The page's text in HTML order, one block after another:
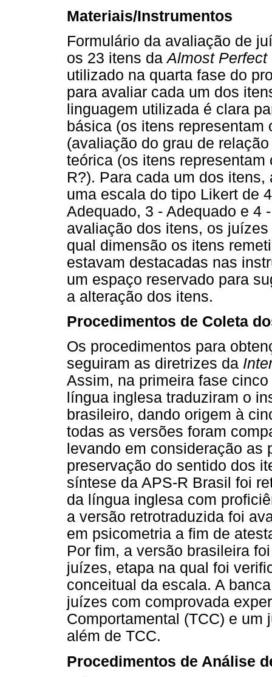
Materiais/Instrumentos
Formulário da avaliação de
os 23 itens daAlmost
utilizado na quarta fase do
para avaliar cada um dos
linguagem utilizada é clara
básica (os itens
(avaliação do grau de
teórica (os itens
R?). Para cada um dos
uma escala do tipo Likert de
Adequado, 3 - Adequado e 4
avaliação dos itens, os
qual dimensão os itens
estavam destacadas nas
um espaço reservado para
a alteração dos itens.
Procedimentos de Coleta
Os procedimentos para
seguiram as diretrizes da
Assim, na primeira fase
língua inglesa traduziram o
brasileiro, dando origem à
todas as versões foram
levando em consideração
preservação do sentido dos
síntese da APS-R Brasil foi
da língua inglesa com
a versão retrotraduzida foi
em psicometria a fim de
Por fim, a versão brasileira
juízes, etapa na qual foi
conceitual da escala. A
juízes com comprovada
Comportamental (TCC) e
além de TCC.
Procedimentos de Análise